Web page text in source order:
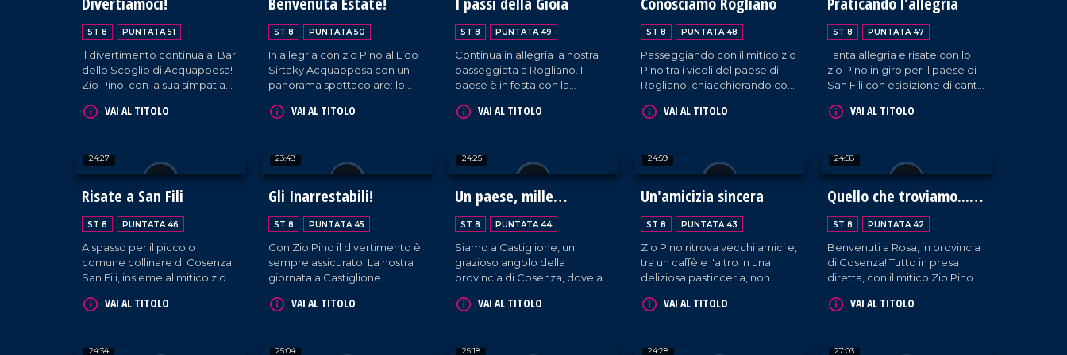
ST 8 PUNTATA 51
Il divertimento continua al Bar
dello Scoglio di Acquappesa!
Zio Pino, con la sua simpatia
turisti in vacanza. E come
nostri amici canterini. Un
grazie speciale anche al
sindaco che è venuto a
salutarci!
VAI AL TITOLO
ST 8 PUNTATA 50
In allegria con zio Pino al Lido
Sirtaky Acquappesa con un
panorama spettacolare: lo
VAI AL TITOLO
ST 8 PUNTATA 49
Continua in allegria la nostra
passeggiata a Rogliano. Il
paese è in festa con la
trampolieri che, con la loro
VAI AL TITOLO
ST 8 PUNTATA 48
Passeggiando con il mitico zio
Pino tra i vicoli del paese di
Rogliano, chiacchierando con
cantina secolare del 700.
VAI AL TITOLO
ST 8 PUNTATA 47
Tanta allegria e risate con lo
zio Pino in giro per il paese di
San Fili con esibizione di canti
VAI AL TITOLO
24:27
Risate a San Fili
ST 8 PUNTATA 46
A spasso per il piccolo
comune collinare di Cosenza:
San Fili, insieme al mitico zio
conversazioni con la gente
VAI AL TITOLO
23:48
Gli Inarrestabili!
ST 8 PUNTATA 45
Con Zio Pino il divertimento è
sempre assicurato! La nostra
giornata a Castiglione
leggerezza e tanta allegria. Si
VAI AL TITOLO
24:25
Un paese, mille
sorprese!
ST 8 PUNTATA 44
Siamo a Castiglione, un
grazioso angolo della
provincia di Cosenza, dove ad
cittadino. Tuttavia, ad un certo
VAI AL TITOLO
24:59
Un'amicizia sincera
ST 8 PUNTATA 43
Zio Pino ritrova vecchi amici e,
tra un caffè e l'altro in una
deliziosa pasticceria, non
sempre intonate) e incontri da
VAI AL TITOLO
24:58
Quello che troviamo...
troviamo!
ST 8 PUNTATA 42
Benvenuti a Rosa, in provincia
di Cosenza! Tutto in presa
diretta, con il mitico Zio Pino
delle storie del posto. Tra
VAI AL TITOLO
24:34 25:04 25:18 24:28 27:03